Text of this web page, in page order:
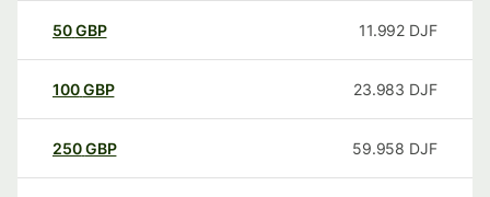
50GBP 11.992 DJF
100GBP 23.983 DJF
250GBP 59.958 DJF